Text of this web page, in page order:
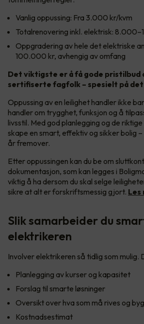
Vanlig oppussing: Fra 3.000 kr/kvm
Totalrenovering inkl. elektrisk:
Oppgradering av hele det elektriske
100.000 kr, avhengig av omfang
Det viktigste er å få gode pristilbud
sertifiserte fagfolk – spesielt på
Oppussing av en leilighet handler ikke
handler om trygghet, funksjon og å
livsstil. Med god planlegging og de
skape en smart, effektiv og sikker bolig
år fremover.
Etter oppussingen kan du be om
dokumentasjon, som kan legges i
viktig å ha dersom du skal selge
sikre at alt er forskriftsmessig gjort. Les
Slik samarbeider du
elektrikeren
Involver elektrikeren så tidlig som mulig.
Planlegging av kurser og kapasitet
Forslag til smarte løsninger
Oversikt over hva som må rives og
Kostnadsestimat